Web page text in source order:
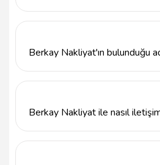
Berkay Nakliyat'ın bulunduğu
Berkay Nakliyat ile nasıl